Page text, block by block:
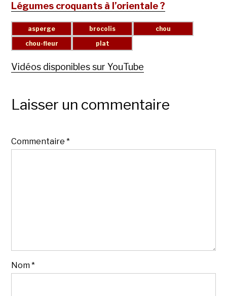
Légumes croquants à l’orientale ?
Vidéos disponibles sur YouTube
Laisser un commentaire
Commentaire*
Nom*